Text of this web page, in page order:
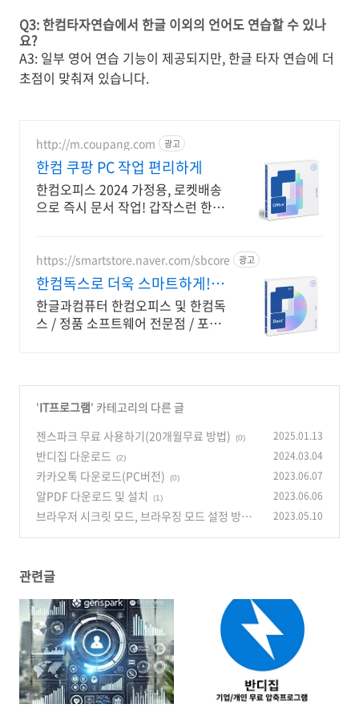
Q3: 한컴타자연습에서 한글 이외의 언어도 연습할 수 있나
요?
A3: 일부 영어 연습 기능이 제공되지만, 한글 타자 연습에 더
초점이 맞춰져 있습니다.
http://m.coupang.com 광고
한컴 쿠팡 PC 작업 편리하게
한컴오피스 2024 가정용, 로켓배송
으로 즉시 문서 작업! 갑작스런 한글
https://smartstore.naver.com/sbcore 광고
한컴독스로 더욱 스마트하게!
한글과컴퓨터 정품 인증점
한글과컴퓨터 한컴오피스 및 한컴독
스 / 정품 소프트웨어 전문점 / 포인
'IT프로그램' 카테고리의 다른 글
젠스파크 무료 사용하기(20개월무료 방법)
(0) 2025.01.13
반디집 다운로드 (2) 2024.03.04
카카오톡 다운로드(PC버전) (0) 2023.06.07
알PDF 다운로드 및 설치 (1) 2023.06.06
브라우저 시크릿 모드, 브라우징 모드 설정 방법 2023.05.10
관련글